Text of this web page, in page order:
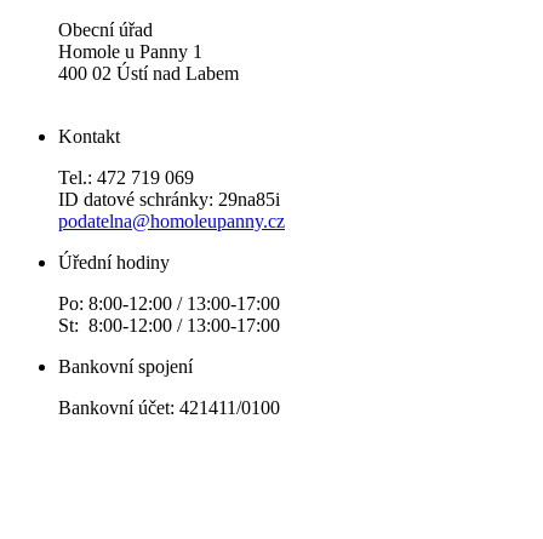
Obecní úřad
Homole u Panny 1
400 02 Ústí nad Labem
Kontakt
Tel.: 472 719 069
ID datové schránky: 29na85i
podatelna@homoleupanny.cz
Úřední hodiny
Po: 8:00-12:00 / 13:00-17:00
St: 8:00-12:00 / 13:00-17:00
Bankovní spojení
Bankovní účet: 421411/0100